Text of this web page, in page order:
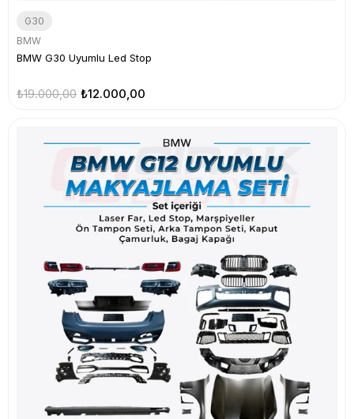
G30
BMW
BMW G30 Uyumlu Led Stop
₺12.000,00
₺19.000,00